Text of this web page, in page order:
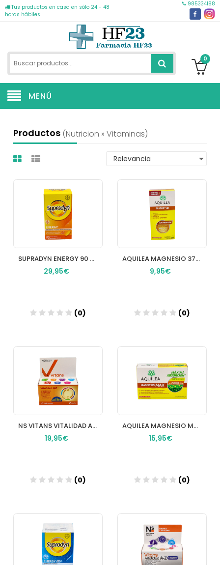
Tus productos en casa en sólo 24 - 48
horas hábiles
985334188
0
MENÚ
Productos (nutricion » Vitaminas)
SUPRADYN ENERGY 90 COMPRIMIDOS
29,95€
(0)
AQUILEA MAGNESIO 375 MG 28 COMPRIMIDOS EFERVESCENTES
9,95€
(0)
NS VITANS VITALIDAD AZ 100 COMPRIMIDOS
19,95€
(0)
AQUILEA MAGNESIO MAX 30 COMPRIMIDOS
15,95€
(0)